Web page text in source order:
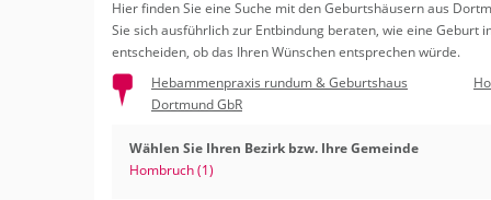
Kitas
Apotheken
Erledigungen
Beratung
Kurse
Bindungsanalyse
Regionale Tipps
Hier fin­den Sie eine Suche mit den Ge­burts­häu­sern aus
Sie sich aus­führ­lich zur Ent­bin­dung be­ra­ten, wie eine Ge­burt
ent­schei­den, ob das Ihren Wün­schen ent­spre­chen würde.
Hebammenpraxis rundum & Geburtshaus
Dortmund GbR
Wählen Sie Ihren Bezirk bzw. Ihre Gemeinde
Hombruch (1)